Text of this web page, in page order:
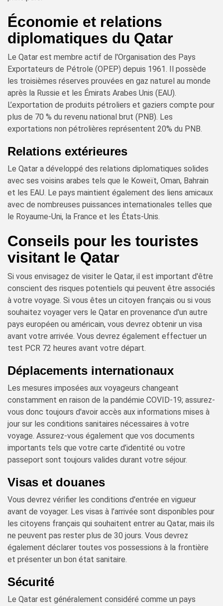
Économie et relations
diplomatiques du Qatar
Le Qatar est membre actif de l'Organisation des Pays
Exportateurs de Pétrole (OPEP) depuis 1961. Il possède
les troisièmes réserves prouvées en gaz naturel au monde
après la Russie et les Émirats Arabes Unis (EAU).
L’exportation de produits pétroliers et gaziers compte pour
plus de 70 % du revenu national brut (PNB). Les
exportations non pétrolières représentent 20% du PNB.
Relations extérieures
Le Qatar a développé des relations diplomatiques solides
avec ses voisins arabes tels que le Koweït, Oman, Bahrain
et les EAU. Le pays maintient également des liens amicaux
avec de nombreuses puissances internationales telles que
le Royaume-Uni, la France et les États-Unis.
Conseils pour les touristes
visitant le Qatar
Si vous envisagez de visiter le Qatar, il est important d'être
conscient des risques potentiels qui peuvent être associés
à votre voyage. Si vous êtes un citoyen français ou si vous
souhaitez voyager vers le Qatar en provenance d'un autre
pays européen ou américain, vous devrez obtenir un visa
avant votre arrivée. Vous devrez également effectuer un
test PCR 72 heures avant votre départ.
Déplacements internationaux
Les mesures imposées aux voyageurs changeant
constamment en raison de la pandémie COVID-19; assurez-
vous donc toujours d'avoir accès aux informations mises à
jour sur les conditions sanitaires nécessaires à votre
voyage. Assurez-vous également que vos documents
importants tels que votre carte d’identité ou votre
passeport sont toujours valides durant votre séjour.
Visas et douanes
Vous devrez vérifier les conditions d'entrée en vigueur
avant de voyager. Les visas à l’arrivée sont disponibles pour
les citoyens français qui souhaitent entrer au Qatar, mais ils
ne peuvent pas rester plus de 30 jours. Vous devrez
également déclarer toutes vos possessions à la frontière
et présenter un bon état sanitaire.
Sécurité
Le Qatar est généralement considéré comme un pays